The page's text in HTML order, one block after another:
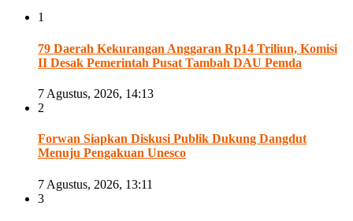
1
79 Daerah Kekurangan Anggaran Rp14 Triliun, Komisi
II Desak Pemerintah Pusat Tambah DAU Pemda
7 Agustus, 2026, 14:13
2
Forwan Siapkan Diskusi Publik Dukung Dangdut
Menuju Pengakuan Unesco
7 Agustus, 2026, 13:11
3